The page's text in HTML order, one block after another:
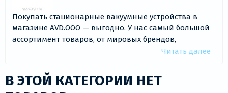
Покупать стационарные вакуумные устройства в
магазине AVD.OOO — выгодно. У нас самый большой
ассортимент товаров, от мировых брендов,
официальным поставщиком которых является наш
устройства в нашем каталоге представлены в
количестве 0 товаров - с фотографиями, описанием,
Читать далее
В ЭТОЙ КАТЕГОРИИ НЕТ